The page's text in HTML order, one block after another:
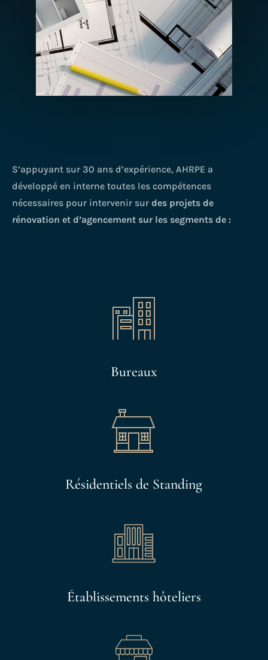
S’appuyant sur 30 ans d’expérience, AHRPE a
développé en interne toutes les compétences
nécessaires pour intervenir sur des projets de
rénovation et d’agencement sur les segments de :
Bureaux
Résidentiels de Standing
Établissements hôteliers